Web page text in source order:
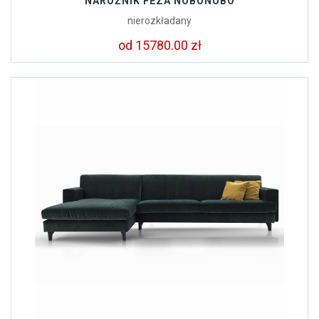
nierozkładany
od 15780.00 zł